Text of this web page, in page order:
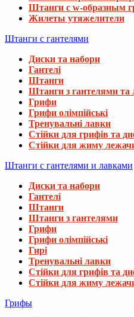
Штанги с w-образным
Жилеты утяжелители
Штанги с гантелями
Диски та набори
Гантелі
Штанги
Штанги з гантелями та
Грифи
Грифи олімпійські
Тренувальні лавки
Стійки для грифів та
Стійки для жиму
Штанги с гантелями и лавками
Диски та набори
Гантелі
Штанги
Штанги з гантелями
Грифи
Грифи олімпійські
Гирі
Тренувальні лавки
Стійки для грифів та
Стійки для жиму
Грифы